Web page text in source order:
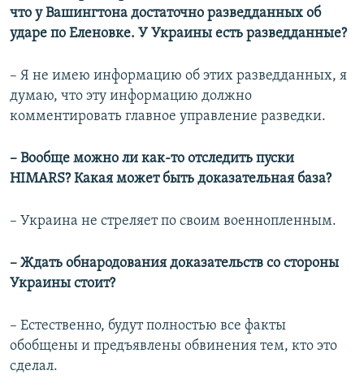
что у Вашингтона достаточно разведданных об
ударе по Еленовке. У Украины есть разведданные?
– Я не имею информацию об этих разведданных, я
думаю, что эту информацию должно
комментировать главное управление разведки.
– Вообще можно ли как-то отследить пуски
HIMARS? Какая может быть доказательная база?
– Украина не стреляет по своим военнопленным.
– Ждать обнародования доказательств со стороны
Украины стоит?
– Естественно, будут полностью все факты
обобщены и предъявлены обвинения тем, кто это
сделал.